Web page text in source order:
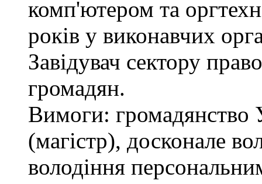
комп'ютером та
років у виконавчих
Завідувач сектору
громадян.
Вимоги: громадянство
(магістр), досконале
володіння